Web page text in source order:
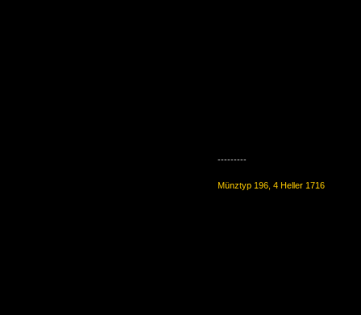
---------
Münztyp 196, 4 Heller 1716